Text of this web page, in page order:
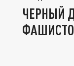
ЧЕРНЫЙ